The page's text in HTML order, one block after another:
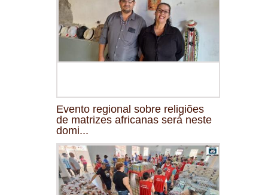
Evento regional sobre religiões
de matrizes africanas será neste
domi...